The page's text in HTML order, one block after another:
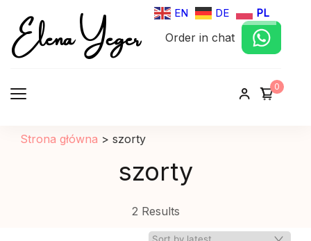
EN DE PL
Elena Yeger
Sklep internetowy odziez damska
Order in chat
0
Strona główna > szorty
szorty
2 Results